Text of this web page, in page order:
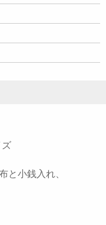
ズ
と小銭入れ、